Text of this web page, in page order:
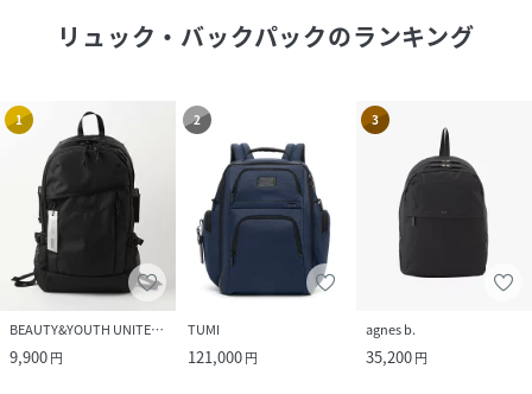
リュック・バックパックのランキング
1
BEAUTY&YOUTH UNITED ARROWS
9,900円
2
TUMI
121,000円
3
agnes b.
35,200円